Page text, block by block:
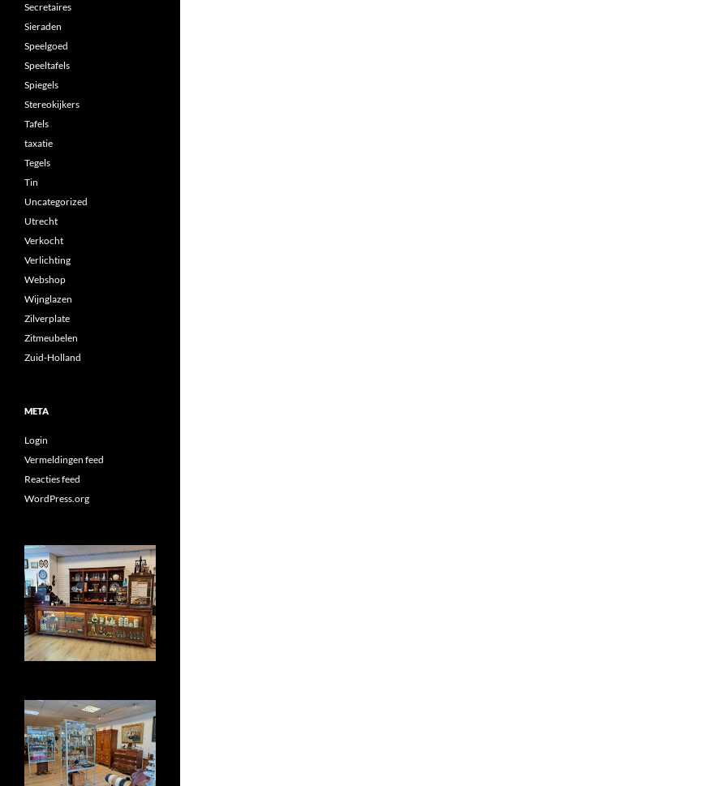
Secretaires
Sieraden
Speelgoed
Speeltafels
Spiegels
Stereokijkers
Tafels
taxatie
Tegels
Tin
Uncategorized
Utrecht
Verkocht
Verlichting
Webshop
Wijnglazen
Zilverplate
Zitmeubelen
Zuid-Holland
META
Login
Vermeldingen feed
Reacties feed
WordPress.org